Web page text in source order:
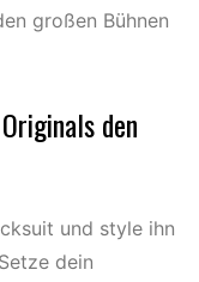
großen Bühnen
den
und style ihn
dein